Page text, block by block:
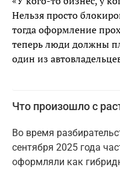
Нельзя просто
тогда оформление
теперь люди должны
один из
Что произошло с
Во время
сентября 2025 года
оформляли как